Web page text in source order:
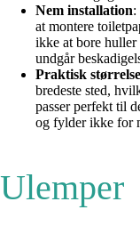
Nem installation:
at montere
ikke at bore
undgår
Praktisk størrelse
bredeste sted,
passer perfekt til
og fylder ikke for
Ulemper